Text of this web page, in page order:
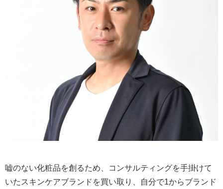
嘘のない化粧品を創るため、コンサルティングを手掛けて
いたスキンケアブランドを買い取り、自分で1からブランド